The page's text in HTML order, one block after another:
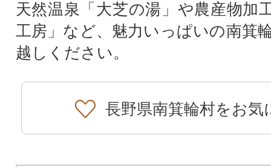
天然温泉「大芝の湯」や農産物加
工房」など、魅力いっぱいの南箕
越しください。
長野県南箕輪村をお気